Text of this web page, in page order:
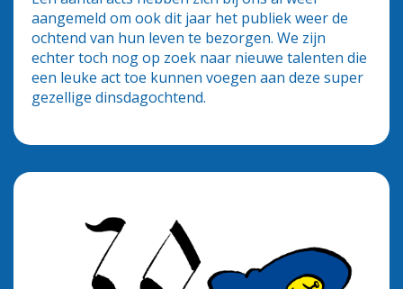
aangemeld om ook dit jaar het publiek weer de
ochtend van hun leven te bezorgen. We zijn
echter toch nog op zoek naar nieuwe talenten die
een leuke act toe kunnen voegen aan deze super
gezellige dinsdagochtend.